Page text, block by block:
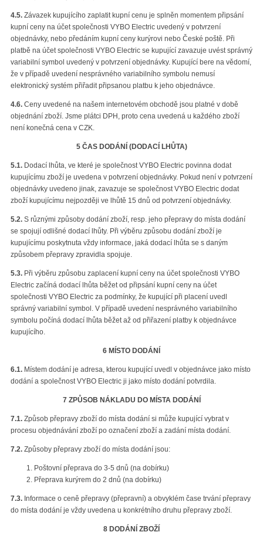
4.5. Závazek kupujícího zaplatit kupní cenu je splněn momentem připsání
kupní ceny na účet společnosti VYBO Electric uvedený v potvrzení
objednávky, nebo předáním kupní ceny kurýrovi nebo České poště. Při
platbě na účet společnosti VYBO Electric se kupující zavazuje uvést správný
variabilní symbol uvedený v potvrzení objednávky. Kupující bere na vědomí,
že v případě uvedení nesprávného variabilního symbolu nemusí
elektronický systém přiřadit připsanou platbu k jeho objednávce.
4.6. Ceny uvedené na našem internetovém obchodě jsou platné v době
objednání zboží. Jsme plátci DPH, proto cena uvedená u každého zboží
není konečná cena v CZK.
5 ČAS DODÁNÍ (DODACÍ LHŮTA)
5.1. Dodací lhůta, ve které je společnost VYBO Electric povinna dodat
kupujícímu zboží je uvedena v potvrzení objednávky. Pokud není v potvrzení
objednávky uvedeno jinak, zavazuje se společnost VYBO Electric dodat
zboží kupujícímu nejpozději ve lhůtě 15 dnů od potvrzení objednávky.
5.2. S různými způsoby dodání zboží, resp. jeho přepravy do místa dodání
se spojují odlišné dodací lhůty. Při výběru způsobu dodání zboží je
kupujícímu poskytnuta vždy informace, jaká dodací lhůta se s daným
způsobem přepravy zpravidla spojuje.
5.3. Při výběru způsobu zaplacení kupní ceny na účet společnosti VYBO
Electric začíná dodací lhůta běžet od připsání kupní ceny na účet
společnosti VYBO Electric za podmínky, že kupující při placení uvedl
správný variabilní symbol. V případě uvedení nesprávného variabilního
symbolu počíná dodací lhůta běžet až od přiřazení platby k objednávce
kupujícího.
6 MÍSTO DODÁNÍ
6.1. Místem dodání je adresa, kterou kupující uvedl v objednávce jako místo
dodání a společnost VYBO Electric ji jako místo dodání potvrdila.
7 ZPŮSOB NÁKLADU DO MÍSTA DODÁNÍ
7.1. Způsob přepravy zboží do místa dodání si může kupující vybrat v
procesu objednávání zboží po označení zboží a zadání místa dodání.
7.2. Způsoby přepravy zboží do místa dodání jsou:
Poštovní přeprava do 3-5 dnů (na dobírku)
Přeprava kurýrem do 2 dnů (na dobírku)
7.3. Informace o ceně přepravy (přepravní) a obvyklém čase trvání přepravy
do místa dodání je vždy uvedena u konkrétního druhu přepravy zboží.
8 DODÁNÍ ZBOŽÍ